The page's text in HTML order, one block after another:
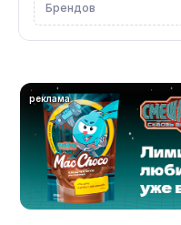
Брендов
реклама